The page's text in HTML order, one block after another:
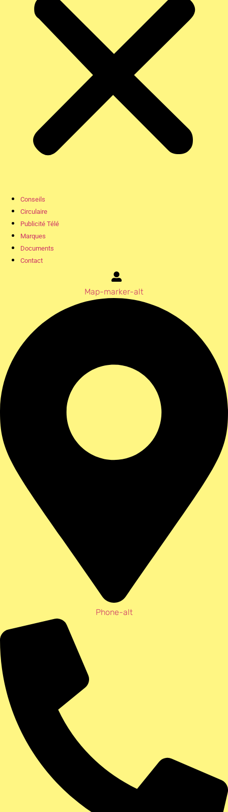
Conseils
Circulaire
Publicité Télé
Marques
Documents
Contact
Map-marker-alt
Phone-alt